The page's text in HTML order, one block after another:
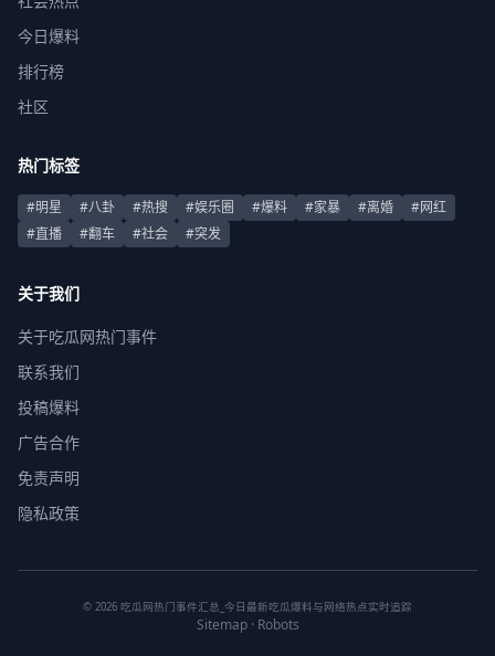
今日爆料
排行榜
社区
热门标签
#明星 #八卦 #热搜 #娱乐圈 #爆料 #家暴 #离婚
#网红
#直播
#翻车 #社会 #突发
关于我们
关于吃瓜网热门事件
联系我们
投稿爆料
广告合作
免责声明
隐私政策
© 2026 吃瓜网热门事件汇总_今日最新吃瓜爆料与网络热点实时追踪
Sitemap· Robots